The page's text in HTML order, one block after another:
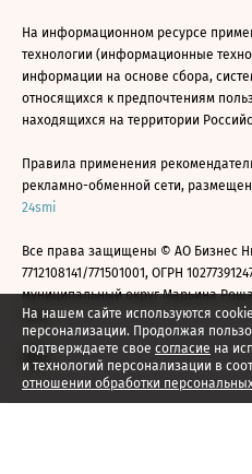
На нашем сайте используются
персонализации. Продолжая
подтверждаете свое согласие на
и технологий персонализации в
отношении обработки
На информационном ресурсе
технологии (информационные
информации на основе сбора,
относящихся к предпочтениям
находящихся на территории
Правила применения
рекламно-обменной сети,
24smi
Все права защищены © АО Бизнес
7712108141/771501001, ОГРН
муниципальный округ Марьина
2026